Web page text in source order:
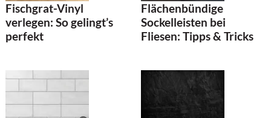
Fischgrat-Vinyl
verlegen: So gelingt’s
perfekt
Flächenbündige
Sockelleisten bei
Fliesen: Tipps & Tricks